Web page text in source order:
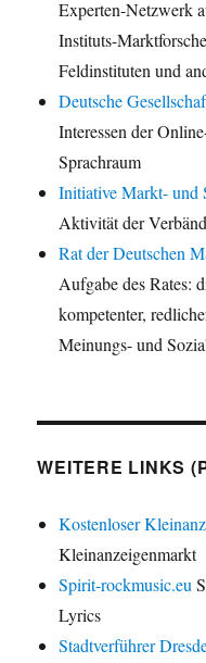
Experten-Netzwerk
Instituts-
Feldinstituten und
Deutsche
Interessen der
Sprachraum
Initiative Markt- und
Aktivität der
Rat der Deutschen
Aufgabe des Rates:
kompetenter,
Meinungs- und
WEITERE LINKS
Kostenloser
Kleinanzeigenmarkt
Spirit-rockmusic.eu
Lyrics
Stadtverführer